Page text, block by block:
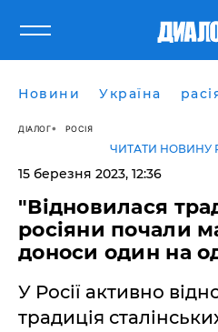
Новини Україна
ДІАЛОГ РОСІЯ
ЧИТАТИ НОВИНУ
15 березня 2023, 12:36
"Відновилася
росіяни почали
доноси один на
У Росії активно
традиція